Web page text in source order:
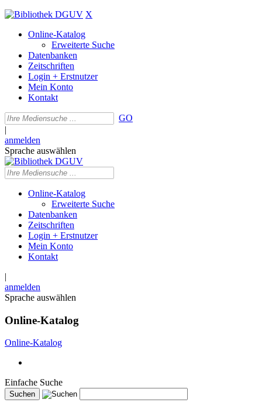
X
Online-Katalog
Erweiterte Suche
Datenbanken
Zeitschriften
Login + Erstnutzer
Mein Konto
Kontakt
GO
|
anmelden
Sprache auswählen
Online-Katalog
Erweiterte Suche
Datenbanken
Zeitschriften
Login + Erstnutzer
Mein Konto
Kontakt
|
anmelden
Sprache auswählen
Online-Katalog
Online-Katalog
Einfache Suche